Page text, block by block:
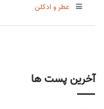
آخرین پست ها
عطر و ادکلن